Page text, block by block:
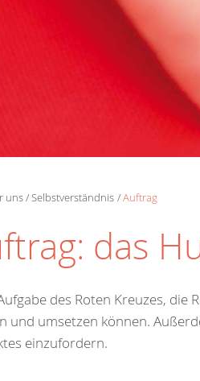
uns Selbstverständnis Auftrag
das
des Roten Kreuzes,
und umsetzen können.
einzufordern.